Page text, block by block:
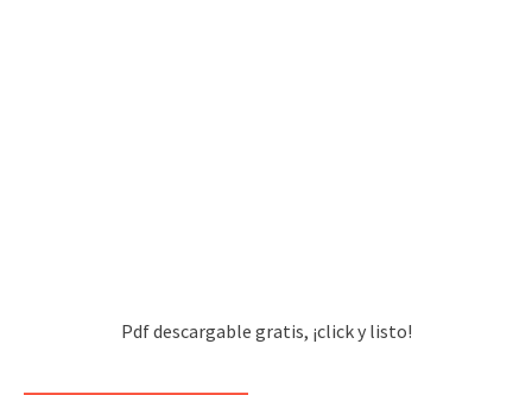
Pdf descargable gratis, ¡click y listo!